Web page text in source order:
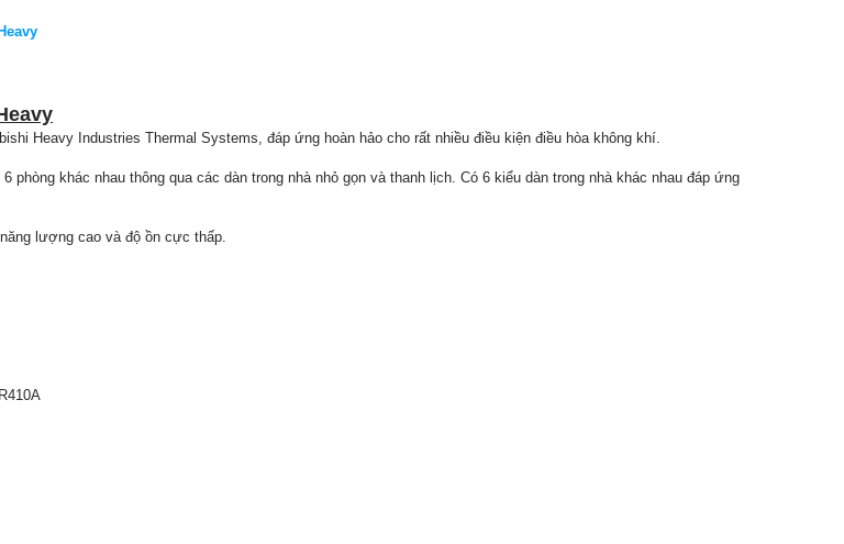
Heavy Industries Thermal Systems, đáp ứng hoàn hảo cho rất nhiều điều kiện điều hòa không khí.
phòng khác nhau thông qua các dàn trong nhà nhỏ gọn và thanh lịch. Có 6 kiểu dàn trong nhà khác nhau đáp ứng
lượng cao và độ ồn cực thấp.